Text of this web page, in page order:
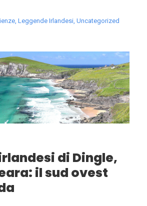
, Leggende Irlandesi, Uncategorized
di Dingle,
il sud ovest